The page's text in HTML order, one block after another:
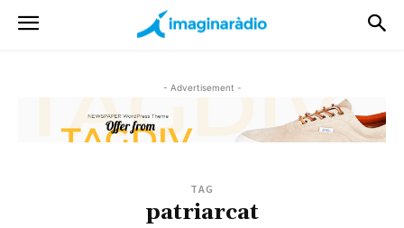
- Advertisement -
TAG
patriarcat